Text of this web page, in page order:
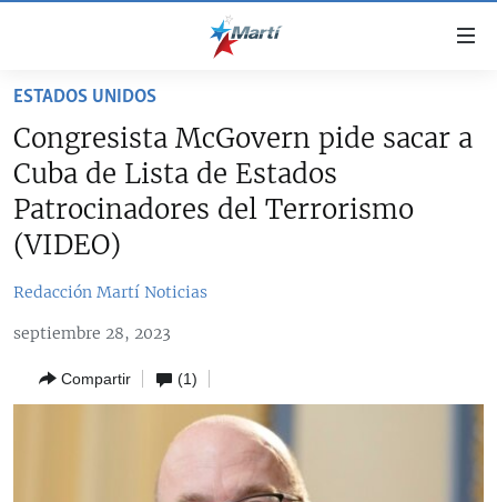
accesibilidad
contenido
principal
principal
CUBA
CUBA
DERECHOS HUMANOS
SOBRE CUBA
ESTADOS UNIDOS
ESTADOS UNIDOS
AMÉRICA LATINA
AUDIOVISUALES MARTÍ
ESTADOS UNIDOS
Congresista McGovern pide sacar a
Cuba de Lista de Estados
Patrocinadores del Terrorismo
(VIDEO)
Redacción Martí Noticias
septiembre 28, 2023
Compartir (1)